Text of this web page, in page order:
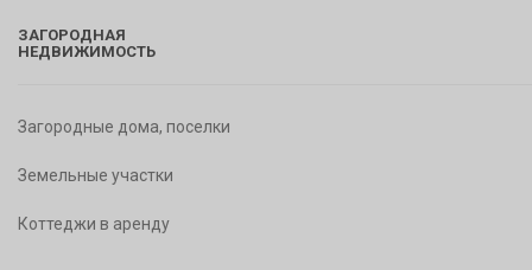
ЗАГОРОДНАЯ
НЕДВИЖИМОСТЬ
Загородные дома, поселки
Земельные участки
Коттеджи в аренду